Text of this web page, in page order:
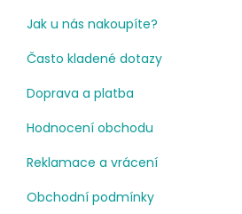
Jak u nás nakoupíte?
Často kladené dotazy
Doprava a platba
Hodnocení obchodu
Reklamace a vrácení
Obchodní podmínky